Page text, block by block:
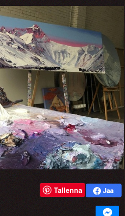
Tallenna